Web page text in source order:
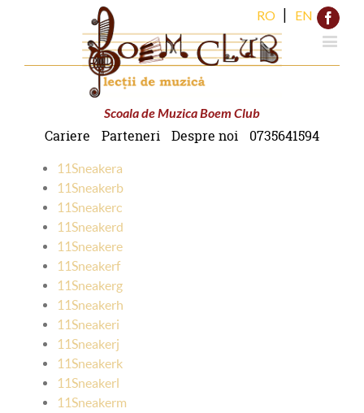
Scoala de Muzica Boem Club
RO EN
Cariere Parteneri Despre noi 0735641594
11Sneakera
11Sneakerb
11Sneakerc
11Sneakerd
11Sneakere
11Sneakerf
11Sneakerg
11Sneakerh
11Sneakeri
11Sneakerj
11Sneakerk
11Sneakerl
11Sneakerm